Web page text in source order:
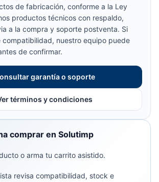
de fabricación, conforme a la Ley
productos técnicos con respaldo,
a la compra y soporte postventa. Si
compatibilidad, nuestro equipo puede
de confirmar.
garantía o soporte
términos y condiciones
comprar en Solutimp
o arma tu carrito asistido.
revisa compatibilidad, stock e